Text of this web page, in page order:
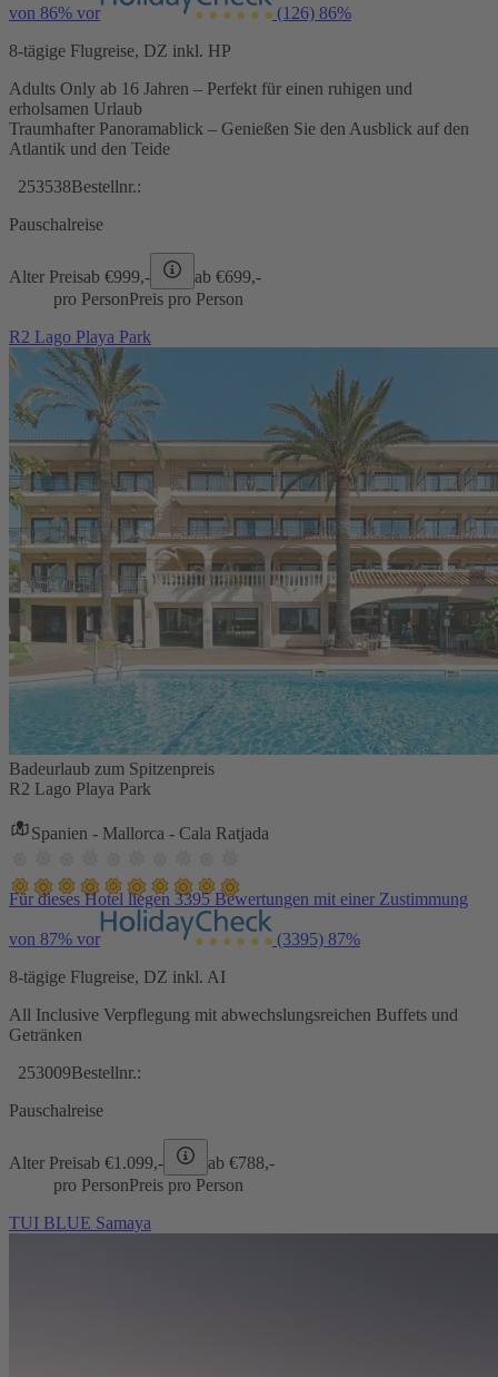
von 86% vor (126) 86%
8-tägige Flugreise, DZ inkl. HP
Adults Only ab 16 Jahren – Perfekt für einen ruhigen und
erholsamen Urlaub
Traumhafter Panoramablick – Genießen Sie den Ausblick auf den
Atlantik und den Teide
253538Bestellnr.:
Pauschalreise
Alter Preisab €999,- ab €699,-
pro PersonPreis pro Person
R2 Lago Playa Park
Badeurlaub zum Spitzenpreis
R2 Lago Playa Park
Spanien - Mallorca - Cala Ratjada
Für dieses Hotel liegen 3395 Bewertungen mit einer Zustimmung
von 87% vor (3395) 87%
8-tägige Flugreise, DZ inkl. AI
All Inclusive Verpflegung mit abwechslungsreichen Buffets und
Getränken
253009Bestellnr.:
Pauschalreise
Alter Preisab €1.099,- ab €788,-
pro PersonPreis pro Person
TUI BLUE Samaya